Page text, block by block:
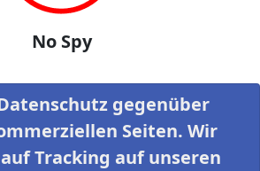
No Spy
gegenüber
Seiten. Wir
Tracking auf unseren